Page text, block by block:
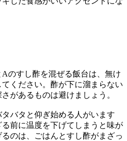
のすし酢を混ぜる飯台は、無け
ください。酢が下に溜まらない
があるものは避けましょう。
バタと仰ぎ始める人がいます
前に温度を下げてしまうと味が
のは、ごはんとすし酢がまざっ